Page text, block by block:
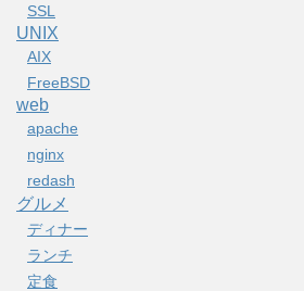
SSL
UNIX
AIX
FreeBSD
web
apache
nginx
redash
グルメ
ディナー
ランチ
定食